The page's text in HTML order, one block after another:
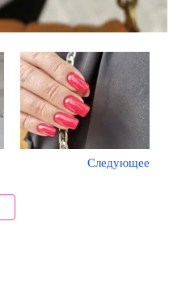
Следующее